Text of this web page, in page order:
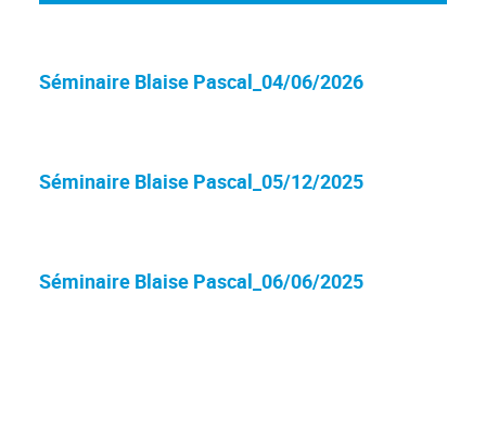
Séminaire Blaise Pascal_04/06/2026
Séminaire Blaise Pascal_05/12/2025
Séminaire Blaise Pascal_06/06/2025